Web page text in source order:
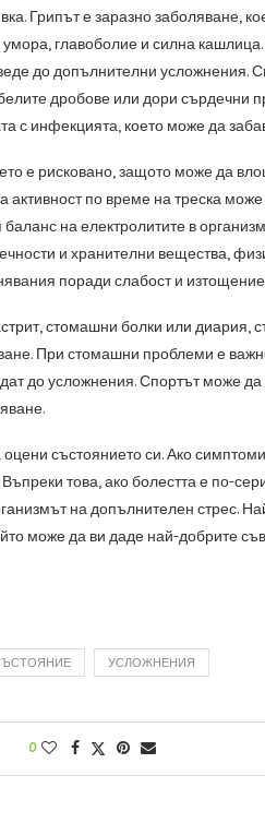
Грипът е заразно заболяване,
главоболие и силна
до допълнителни усложнения.
дробове или дори сърдечни
с инфекцията, което може да
е рисковано, защото може да
по време на треска
на електролитите в
и хранителни вещества,
поради слабост и
стомашни болки или диария,
При стомашни проблеми е
до усложнения. Спортът може
оцени състоянието си. Ако
това, ако болестта е по-
на допълнителен стрес.
може да ви даде най-добрите
УСЛОЖНЕНИЯ
0